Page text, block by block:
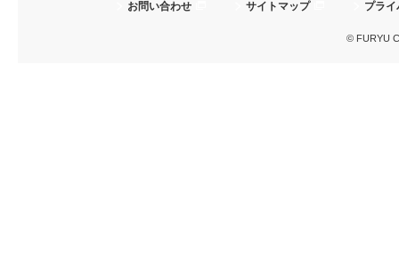
お問い合わせ サイトマップ プラ
© FURYU